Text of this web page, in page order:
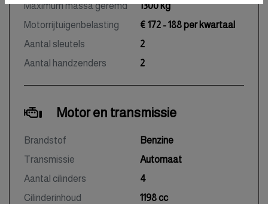
Maximum massa geremd
1300 kg
Motorrijtuigenbelasting
€ 172 - 188 per kwartaal
Aantal sleutels
2
Aantal handzenders
2
Motor en transmissie
Brandstof
Benzine
Transmissie
Automaat
Aantal cilinders
4
Cilinderinhoud
1198 cc